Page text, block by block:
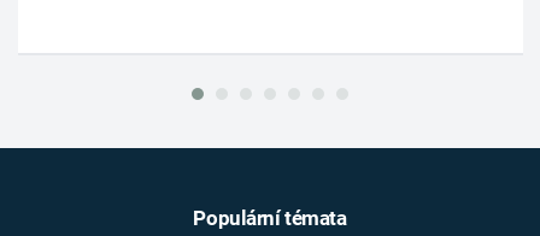
Populární témata